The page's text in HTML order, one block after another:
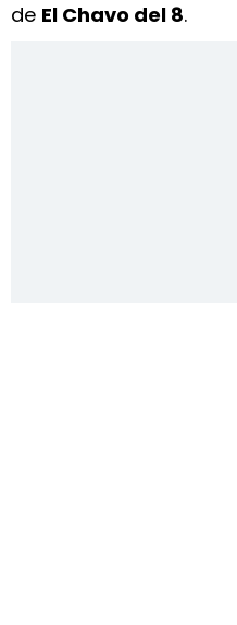
de El Chavo del 8.